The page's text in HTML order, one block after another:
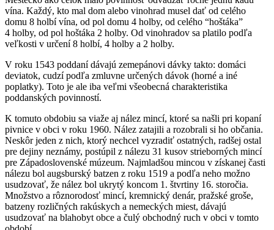
vína. Každý, kto mal dom alebo vinohrad musel dať od celého
domu 8 holbí vína, od pol domu 4 holby, od celého “hoštáka”
4 holby, od pol hoštáka 2 holby. Od vinohradov sa platilo podľa
veľkosti v určení 8 holbí, 4 holby a 2 holby.
V roku 1543 poddaní dávajú zemepánovi dávky takto: domáci
deviatok, cudzí podľa zmluvne určených dávok (horné a iné
poplatky). Toto je ale iba veľmi všeobecná charakteristika
poddanských povinností.
K tomuto obdobiu sa viaže aj nález mincí, ktoré sa našli pri kopaní
pivnice v obci v roku 1960. Nález zatajili a rozobrali si ho občania.
Neskôr jeden z nich, ktorý nechcel vyzradiť ostatných, radšej ostal
pre dejiny neznámy, postúpil z nálezu 31 kusov strieborných mincí
pre Západoslovenské múzeum. Najmladšou mincou v získanej časti
nálezu bol augsburský batzen z roku 1519 a podľa neho možno
usudzovať, že nález bol ukrytý koncom 1. štvrtiny 16. storočia.
Množstvo a rôznorodosť mincí, kremnický denár, pražské groše,
batzeny rozličných rakúskych a nemeckých miest, dávajú
usudzovať na blahobyt obce a čulý obchodný ruch v obci v tomto